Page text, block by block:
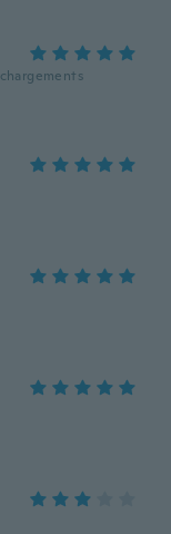
chargements